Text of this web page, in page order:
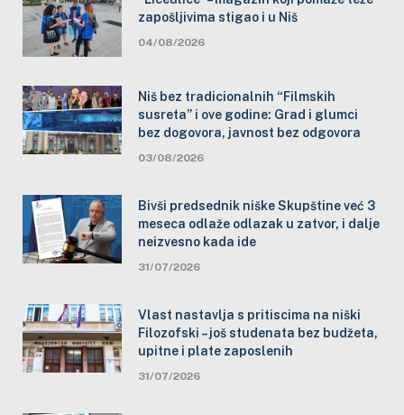
zapošljivima stigao i u Niš
04/08/2026
Niš bez tradicionalnih “Filmskih
susreta” i ove godine: Grad i glumci
bez dogovora, javnost bez odgovora
03/08/2026
Bivši predsednik niške Skupštine već 3
meseca odlaže odlazak u zatvor, i dalje
neizvesno kada ide
31/07/2026
Vlast nastavlja s pritiscima na niški
Filozofski – još studenata bez budžeta,
upitne i plate zaposlenih
31/07/2026